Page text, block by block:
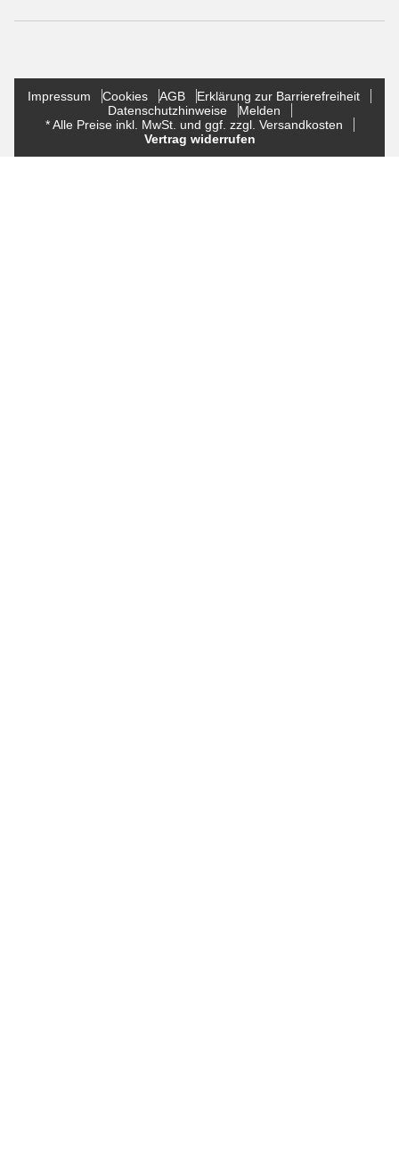
Impressum Cookies AGB
Erklärung zur Barrierefreiheit
Datenschutzhinweise
Melden
* Alle Preise inkl. MwSt. und ggf. zzgl. Versandkosten
Vertrag widerrufen